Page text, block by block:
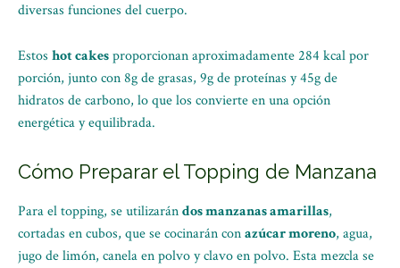
diversas funciones del cuerpo.
Estos hot cakesproporcionan aproximadamente 284 kcal por
porción, junto con 8g de grasas, 9g de proteínas y 45g de
hidratos de carbono, lo que los convierte en una opción
energética y equilibrada.
Cómo Preparar el Topping de Manzana
Para el topping, se utilizarándos manzanas amarillas,
cortadas en cubos, que se cocinarán conazúcar moreno, agua,
jugo de limón, canela en polvo y clavo en polvo. Esta mezcla se